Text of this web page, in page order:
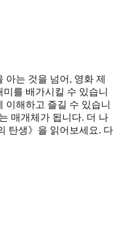
는 것을 넘어, 영화 제
를 배가시킬 수 있습니
해하고 즐길 수 있습니
매개체가 됩니다. 더 나
탄생》을 읽어보세요. 다